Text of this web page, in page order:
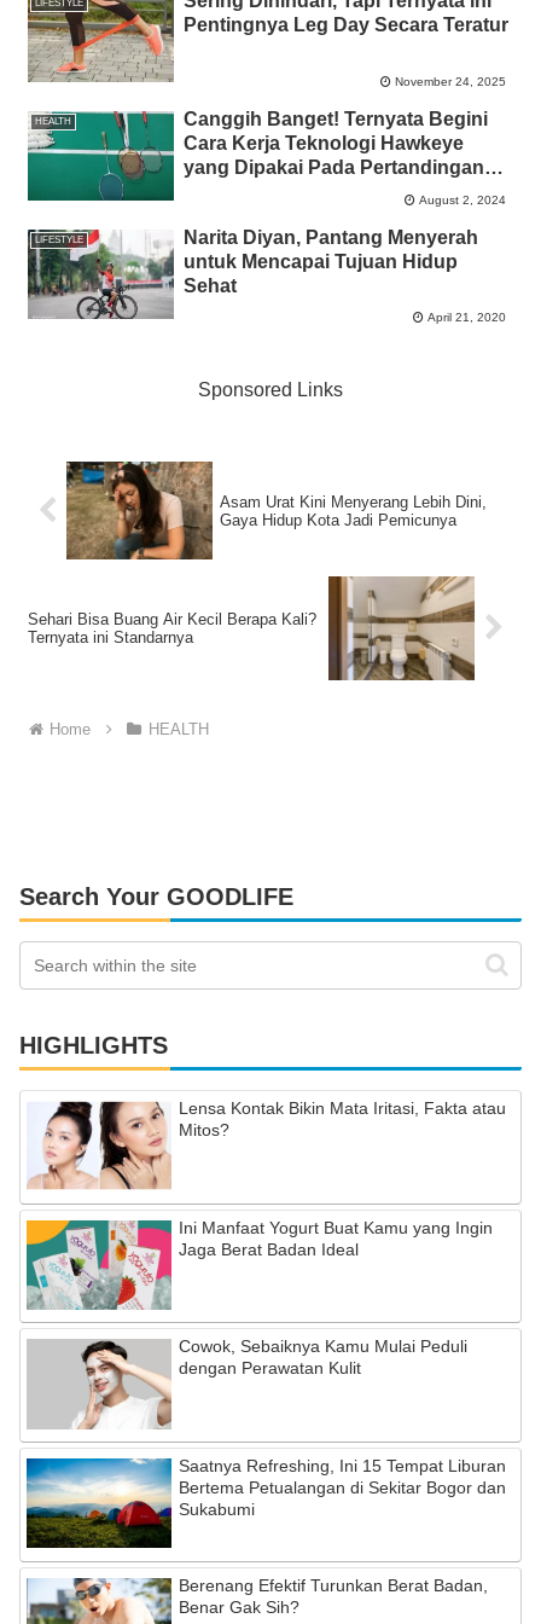
LIFESTYLE
Pentingnya Leg Day Secara Teratur
November 24, 2025
HEALTH
Canggih Banget! Ternyata Begini
Cara Kerja Teknologi Hawkeye
yang Dipakai Pada Pertandingan
Badminton Olimpiade Paris 2024
August 2, 2024
LIFESTYLE
Narita Diyan, Pantang Menyerah
untuk Mencapai Tujuan Hidup
Sehat
April 21, 2020
Sponsored Links
Asam Urat Kini Menyerang Lebih Dini,
Gaya Hidup Kota Jadi Pemicunya
Sehari Bisa Buang Air Kecil Berapa Kali?
Ternyata ini Standarnya
Home HEALTH
Search Your GOODLIFE
HIGHLIGHTS
Lensa Kontak Bikin Mata Iritasi, Fakta atau
Mitos?
Ini Manfaat Yogurt Buat Kamu yang Ingin
Jaga Berat Badan Ideal
Cowok, Sebaiknya Kamu Mulai Peduli
dengan Perawatan Kulit
Saatnya Refreshing, Ini 15 Tempat Liburan
Bertema Petualangan di Sekitar Bogor dan
Sukabumi
Berenang Efektif Turunkan Berat Badan,
Benar Gak Sih?